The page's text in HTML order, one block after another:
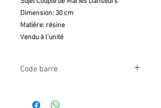
Dimension: 30 cm
Matière: résine
Vendu à l'unité
Code barre